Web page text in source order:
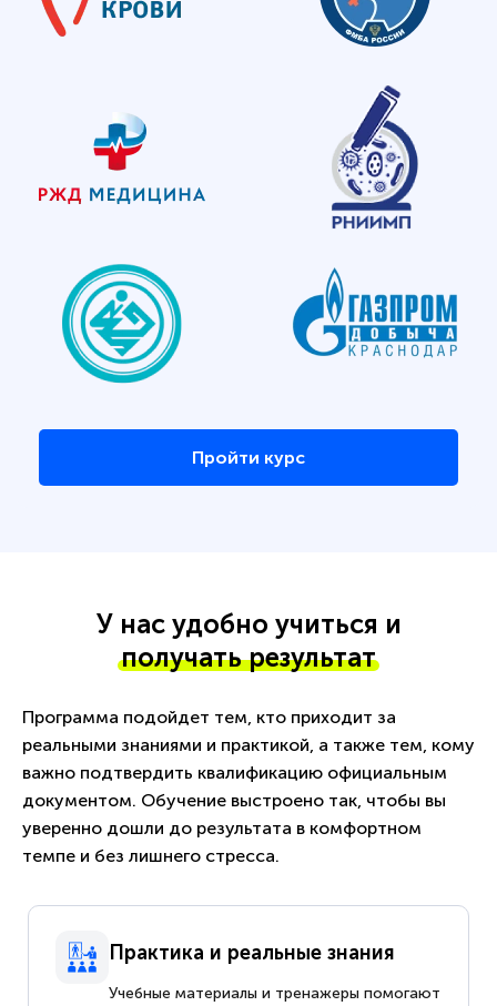
Пройти курс
У нас удобно учиться и
получать результат
Программа подойдет тем, кто приходит за
реальными знаниями и практикой, а также тем, кому
важно подтвердить квалификацию официальным
документом. Обучение выстроено так, чтобы вы
уверенно дошли до результата в комфортном
темпе и без лишнего стресса.
Практика и реальные знания
Учебные материалы и тренажеры помогают